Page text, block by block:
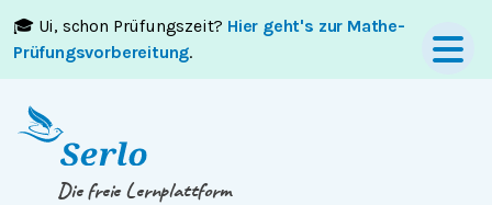
🎓 Ui, schon Prüfungszeit? Hier geht's zur Mathe-
Prüfungsvorbereitung.
Springe zumInhaltoderFooter
Die freie Lernplattform